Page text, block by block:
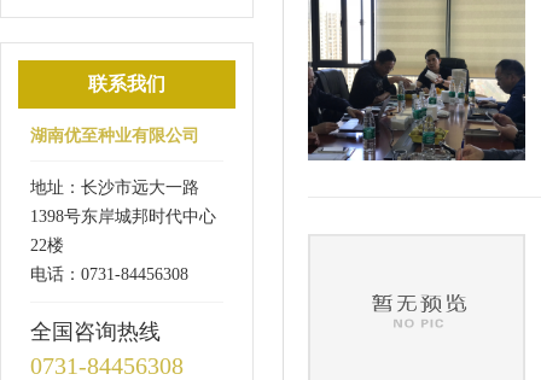
联系我们
湖南优至种业有限公司
地址：长沙市远大一路
1398号东岸城邦时代中心
22楼
电话：0731-84456308
全国咨询热线
0731-84456308